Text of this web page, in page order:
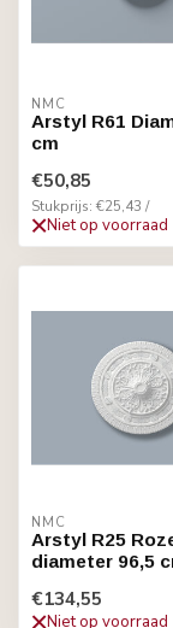
NMC
Arstyl R61
cm
€50,85
Stukprijs: €25,43 /
Niet op voorraad
NMC
Arstyl R25
diameter 96,5
€134,55
Niet op voorraad